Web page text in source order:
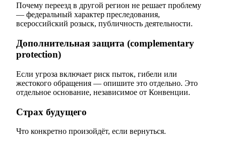
Почему переезд в другой регион не решает проблему
— федеральный характер преследования,
всероссийский розыск, публичность деятельности.
Дополнительная защита (complementary
protection)
Если угроза включает риск пыток, гибели или
жестокого обращения — опишите это отдельно. Это
отдельное основание, независимое от Конвенции.
Страх будущего
Что конкретно произойдёт, если вернуться.